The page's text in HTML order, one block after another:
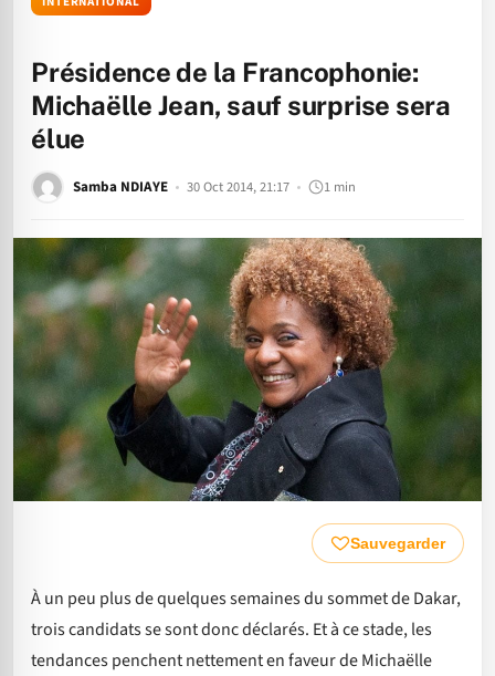
Présidence de la Francophonie:
Michaëlle Jean, sauf surprise sera
élue
Samba NDIAYE 30 Oct 2014, 21:17 1 min
Sauvegarder
À un peu plus de quelques semaines du sommet de Dakar,
trois candidats se sont donc déclarés. Et à ce stade, les
tendances penchent nettement en faveur de Michaëlle